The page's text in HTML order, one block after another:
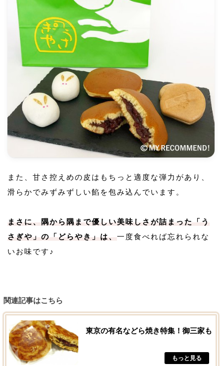
また、甘さ控えめの皮はもちっと適度な弾力があり、
滑らかでみずみずしい餡を包み込んでいます。
まさに、隅から隅まで優しい美味しさが詰まった「う
さぎや」の「どらやき」は、 一度食べれば忘れられな
いお味です♪
関連記事はこちら
東京の有名などら焼き特集！御三家も